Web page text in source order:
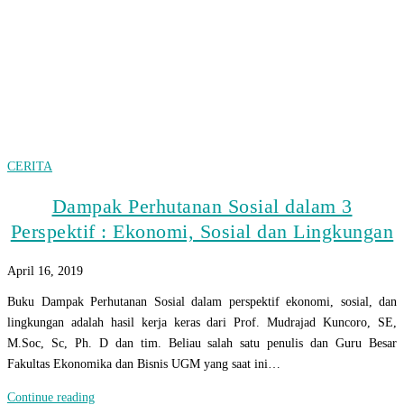
CERITA
Dampak Perhutanan Sosial dalam 3
Perspektif : Ekonomi, Sosial dan Lingkungan
April 16, 2019
Buku Dampak Perhutanan Sosial dalam perspektif ekonomi, sosial, dan
lingkungan adalah hasil kerja keras dari Prof. Mudrajad Kuncoro, SE,
M.Soc, Sc, Ph. D dan tim. Beliau salah satu penulis dan Guru Besar
Fakultas Ekonomika dan Bisnis UGM yang saat ini…
Continue reading